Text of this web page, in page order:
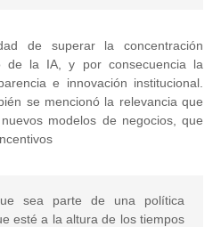
de superar la concentración
de la IA, y por consecuencia la
e innovación institucional.
se mencionó la relevancia que
modelos de negocios, que
sea parte de una política
esté a la altura de los tiempos